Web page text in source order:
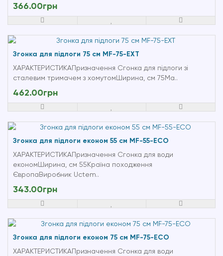
366.00грн
Згонка для підлоги 75 см MF-75-EXT
ХАРАКТЕРИСТИКАПризначення Сгонка для підлоги зі
сталевим тримачем з хомутомШирина, см 75Ма..
462.00грн
Згонка для підлоги економ 55 см MF-55-ECO
ХАРАКТЕРИСТИКАПризначення Сгонка для води
економШирина, см 55Країна походження
ЄвропаВиробник Uctem..
343.00грн
Згонка для підлоги економ 75 см MF-75-ECO
ХАРАКТЕРИСТИКАПризначення Сгонка для води